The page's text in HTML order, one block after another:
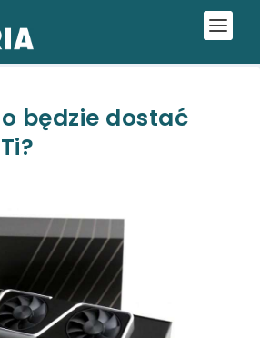
będzie dostać